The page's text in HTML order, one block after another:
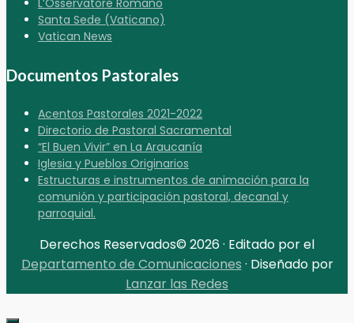
Santa Sede (Vaticano)
Vatican News
Documentos Pastorales
Acentos Pastorales 2021-2022
Directorio de Pastoral Sacramental
“El Buen Vivir” en La Araucanía
Iglesia y Pueblos Originarios
Estructuras e instrumentos de animación para la
comunión y participación pastoral, decanal y
parroquial.
Derechos Reservados© 2026 · Editado por el
Departamento de Comunicaciones · Diseñado por
Lanzar las Redes